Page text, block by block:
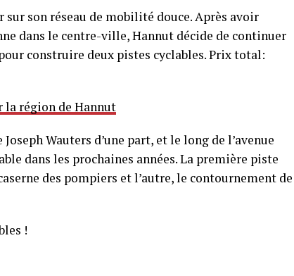
son réseau de mobilité douce. Après avoir
dans le centre-ville, Hannut décide de continuer
construire deux pistes cyclables. Prix total:
la région de Hannut
Wauters d’une part, et le long de l’avenue
dans les prochaines années. La première piste
des pompiers et l’autre, le contournement de
!